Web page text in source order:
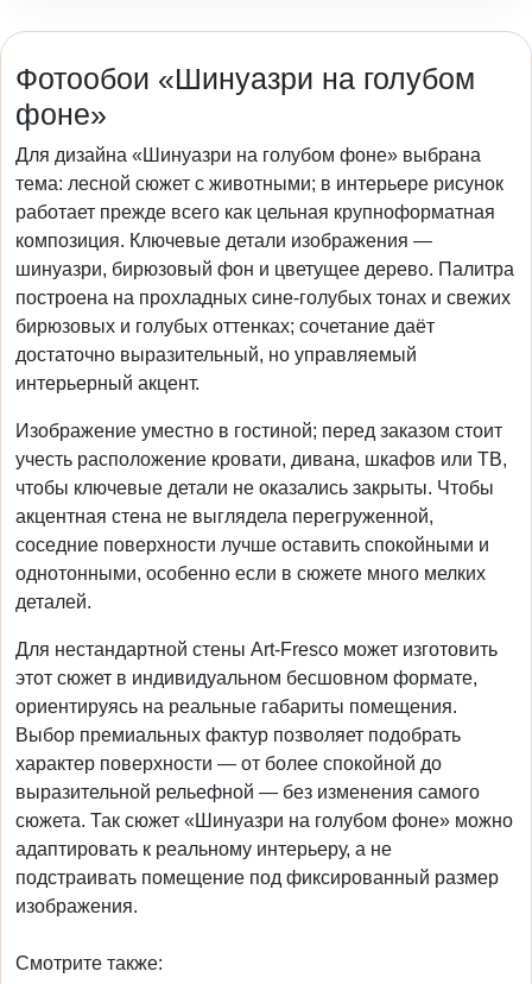
Фотообои «Шинуазри на голубом
фоне»
Для дизайна «Шинуазри на голубом фоне» выбрана
тема: лесной сюжет с животными; в интерьере рисунок
работает прежде всего как цельная крупноформатная
композиция. Ключевые детали изображения —
шинуазри, бирюзовый фон и цветущее дерево. Палитра
построена на прохладных сине-голубых тонах и свежих
бирюзовых и голубых оттенках; сочетание даёт
достаточно выразительный, но управляемый
интерьерный акцент.
Изображение уместно в гостиной; перед заказом стоит
учесть расположение кровати, дивана, шкафов или ТВ,
чтобы ключевые детали не оказались закрыты. Чтобы
акцентная стена не выглядела перегруженной,
соседние поверхности лучше оставить спокойными и
однотонными, особенно если в сюжете много мелких
деталей.
Для нестандартной стены Art-Fresco может изготовить
этот сюжет в индивидуальном бесшовном формате,
ориентируясь на реальные габариты помещения.
Выбор премиальных фактур позволяет подобрать
характер поверхности — от более спокойной до
выразительной рельефной — без изменения самого
сюжета. Так сюжет «Шинуазри на голубом фоне» можно
адаптировать к реальному интерьеру, а не
подстраивать помещение под фиксированный размер
изображения.
Смотрите также: